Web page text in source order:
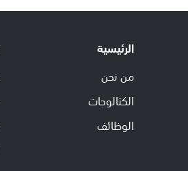
الرئيسية
من نحن
الكتالوجات
الوظائف